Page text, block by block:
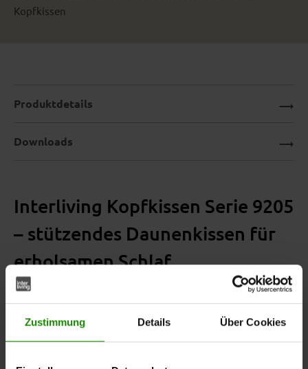
Zustimmung Details Über Cookies
Kopfkissen
Interliving Kopfkissen Serie 9205
– stützendes Daunenkissen für
erholsamen Schlaf
Kopfkissen
hochwertige
Daunenkissen vereint weiche
Produktdetails
Downloads